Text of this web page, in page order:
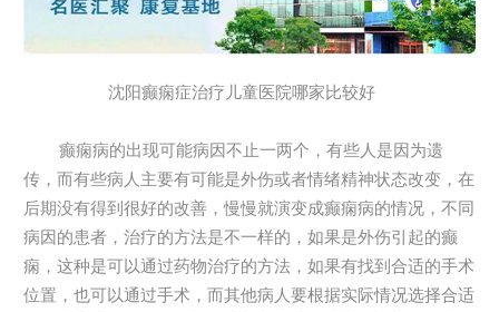
沈阳癫痫症治疗儿童医院哪家比较好
癫痫病的出现可能病因不止一两个，有些人是因为遗
传，而有些病人主要有可能是外伤或者情绪精神状态改变，在
后期没有得到很好的改善，慢慢就演变成癫痫病的情况，不同
病因的患者，治疗的方法是不一样的，如果是外伤引起的癫
痫，这种是可以通过药物治疗的方法，如果有找到合适的手术
位置，也可以通过手术，而其他病人要根据实际情况选择合适